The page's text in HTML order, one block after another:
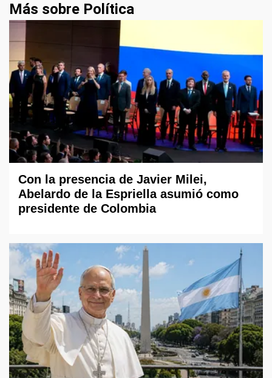
Más sobre Política
Con la presencia de Javier Milei,
Abelardo de la Espriella asumió como
presidente de Colombia